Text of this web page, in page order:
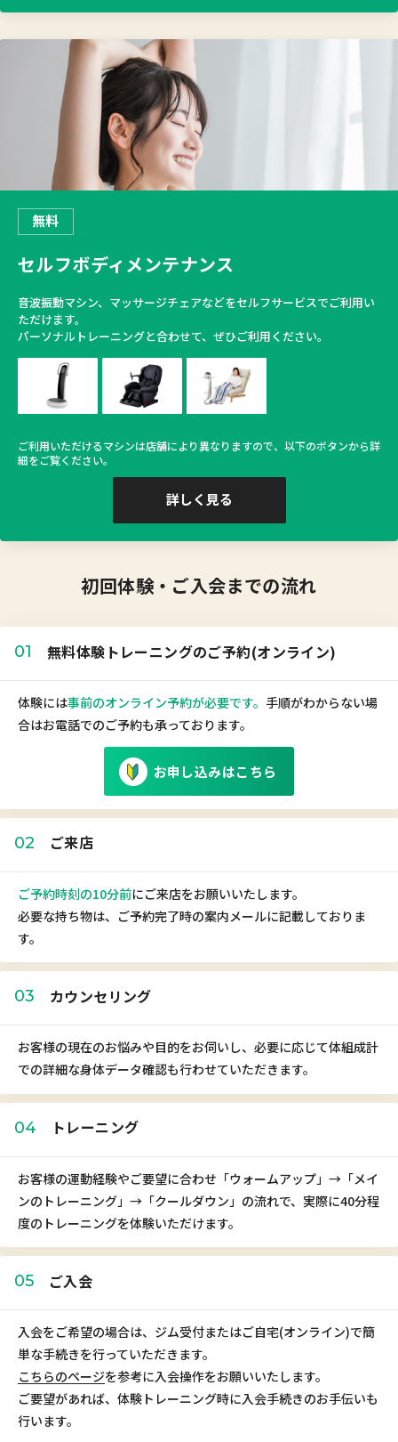
無料
セルフボディメンテナンス
音波振動マシン、マッサージチェアなどをセルフサービスでご利用い
ただけます。
パーソナルトレーニングと合わせて、ぜひご利用ください。
ご利用いただけるマシンは店舗により異なりますので、以下のボタンから詳
細をご覧ください。
詳しく見る
初回体験・ご入会までの流れ
01 無料体験トレーニングのご予約(オンライン)
体験には事前のオンライン予約が必要です。 手順がわからない場
合はお電話でのご予約も承っております。
お申し込みはこちら
02 ご来店
ご予約時刻の10分前にご来店をお願いいたします。
必要な持ち物は、ご予約完了時の案内メールに記載しておりま
す。
03 カウンセリング
お客様の現在のお悩みや目的をお伺いし、必要に応じて体組成計
での詳細な身体データ確認も行わせていただきます。
04 トレーニング
お客様の運動経験やご要望に合わせ「ウォームアップ」→「メイ
ンのトレーニング」→「クールダウン」の流れで、実際に40分程
度のトレーニングを体験いただけます。
05 ご入会
入会をご希望の場合は、ジム受付またはご自宅(オンライン)で簡
単な手続きを行っていただきます。
こちらのページを参考に入会操作をお願いいたします。
ご要望があれば、体験トレーニング時に入会手続きのお手伝いも
行います。